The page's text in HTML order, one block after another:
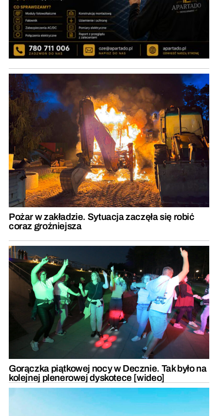
Pożar w zakładzie. Sytuacja zaczęła się robić
coraz groźniejsza
Gorączka piątkowej nocy w Decznie. Tak było na
kolejnej plenerowej dyskotece [wideo]